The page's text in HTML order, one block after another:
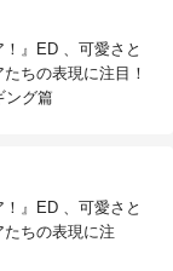
』ED 、可愛さと
ちの表現に注目！
ング篇
』ED 、可愛さと
ちの表現に注